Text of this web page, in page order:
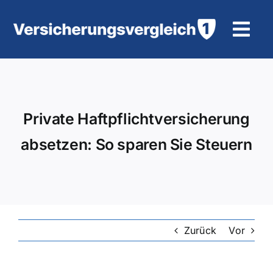
Inhalt
Motorradversicherung
Private Haftpflichtversicherung
absetzen: So sparen Sie Steuern
Zurück Vor